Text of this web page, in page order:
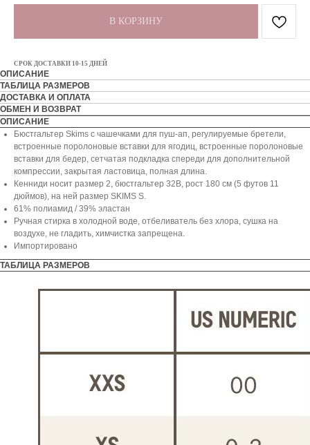
В КОРЗИНУ
СРОК ДОСТАВКИ 10-15 ДНЕЙ
ОПИСАНИЕ
ТАБЛИЦА РАЗМЕРОВ
ДОСТАВКА И ОПЛАТА
ОБМЕН И ВОЗВРАТ
ОПИСАНИЕ
Бюстгальтер Skims с чашечками для пуш-ап, регулируемые бретели,
встроенные поролоновые вставки для ягодиц, встроенные поролоновые
вставки для бедер, сетчатая подкладка спереди для дополнительной
компрессии, закрытая ластовица, полная длина.
Кенниди носит размер 2, бюстгальтер 32B, рост 180 см (5 футов 11
дюймов), на ней размер SKIMS S.
61% полиамид / 39% эластан
Ручная стирка в холодной воде, отбеливатель без хлора, сушка на
воздухе, не гладить, химчистка запрещена.
Импортировано
ТАБЛИЦА РАЗМЕРОВ